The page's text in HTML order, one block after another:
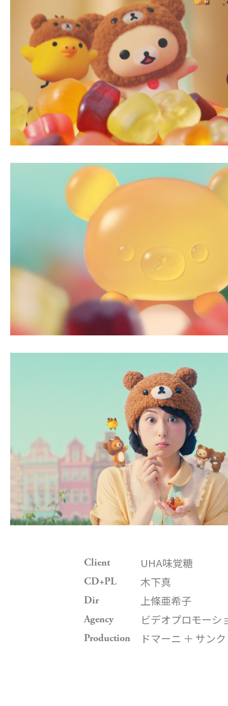
Client UHA味覚糖
CD+PL 木下真
Dir 上條亜希子
Agency ビデオプロモーシ
Production ドマーニ ＋ サンク